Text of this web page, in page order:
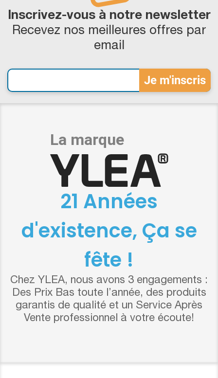
Inscrivez-vous à notre newsletter
Recevez nos meilleures offres par
email
21 Années
d'existence, Ça se
fête !
Chez YLEA, nous avons 3 engagements :
Des Prix Bas toute l’année, des produits
garantis de qualité et un Service Après
Vente professionnel à votre écoute!